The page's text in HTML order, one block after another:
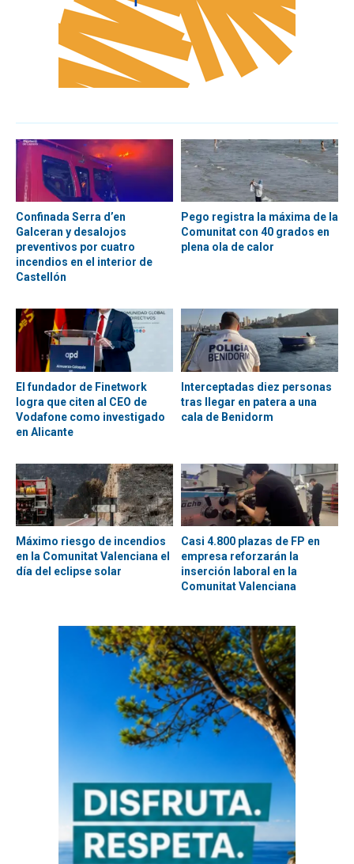
Confinada Serra d’en
Galceran y desalojos
preventivos por cuatro
incendios en el interior de
Castellón
Pego registra la máxima de la
Comunitat con 40 grados en
plena ola de calor
El fundador de Finetwork
logra que citen al CEO de
Vodafone como investigado
en Alicante
Interceptadas diez personas
tras llegar en patera a una
cala de Benidorm
Máximo riesgo de incendios
en la Comunitat Valenciana el
día del eclipse solar
Casi 4.800 plazas de FP en
empresa reforzarán la
inserción laboral en la
Comunitat Valenciana